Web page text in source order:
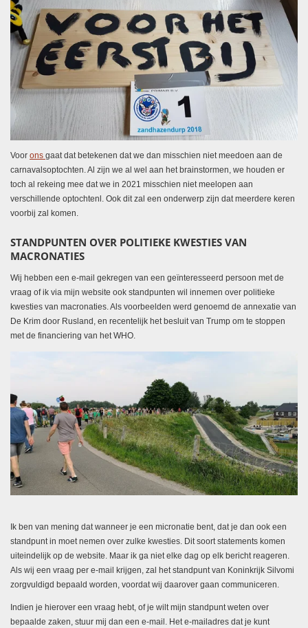
Voor ons gaat dat betekenen dat we dan misschien niet meedoen aan de
carnavalsoptochten. Al zijn we al wel aan het brainstormen, we houden er
toch al rekeing mee dat we in 2021 misschien niet meelopen aan
verschillende optochtenl. Ook dit zal een onderwerp zijn dat meerdere keren
voorbij zal komen.
STANDPUNTEN OVER POLITIEKE KWESTIES VAN
MACRONATIES
Wij hebben een e-mail gekregen van een geïnteresseerd persoon met de
vraag of ik via mijn website ook standpunten wil innemen over politieke
kwesties van macronaties. Als voorbeelden werd genoemd de annexatie van
De Krim door Rusland, en recentelijk het besluit van Trump om te stoppen
met de financiering van het WHO.
Ik ben van mening dat wanneer je een micronatie bent, dat je dan ook een
standpunt in moet nemen over zulke kwesties. Dit soort statements komen
uiteindelijk op de website. Maar ik ga niet elke dag op elk bericht reageren.
Als wij een vraag per e-mail krijgen, zal het standpunt van Koninkrijk Silvomi
zorgvuldigd bepaald worden, voordat wij daarover gaan communiceren.
Indien je hierover een vraag hebt, of je wilt mijn standpunt weten over
bepaalde zaken, stuur mij dan een e-mail. Het e-mailadres dat je kunt